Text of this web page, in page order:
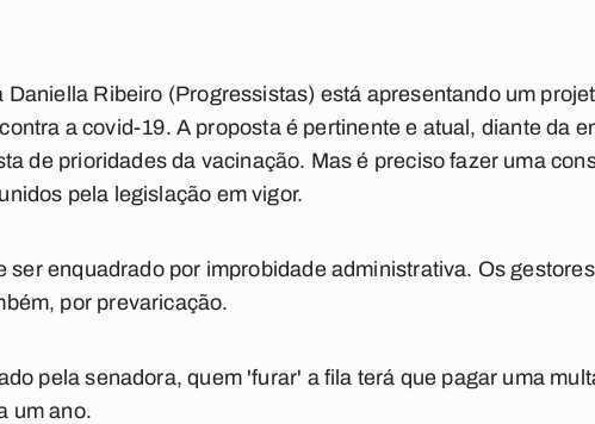
Daniella Ribeiro (Progressistas) está apresentando um
a covid-19. A proposta é pertinente e atual, diante da
de prioridades da vacinação. Mas é preciso fazer uma
pela legislação em vigor.
ser enquadrado por improbidade administrativa. Os
por prevaricação.
pela senadora, quem 'furar' a fila terá que pagar uma
um ano.